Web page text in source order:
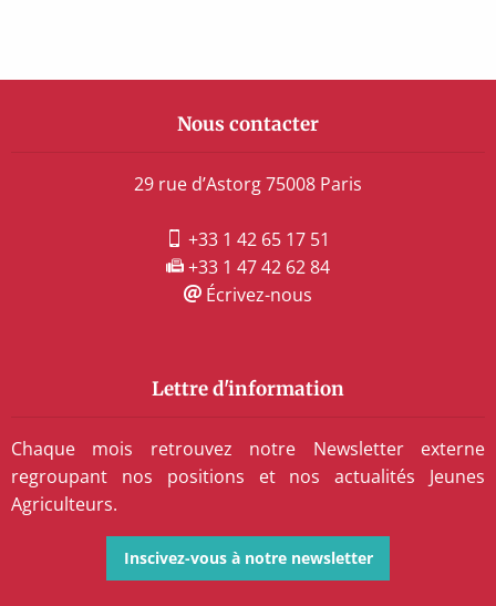
Nous contacter
29 rue d’Astorg 75008 Paris
+33 1 42 65 17 51
+33 1 47 42 62 84
Écrivez-nous
Lettre d'information
Chaque mois retrouvez notre Newsletter externe
regroupant nos positions et nos actualités Jeunes
Agriculteurs.
Inscivez-vous à notre newsletter